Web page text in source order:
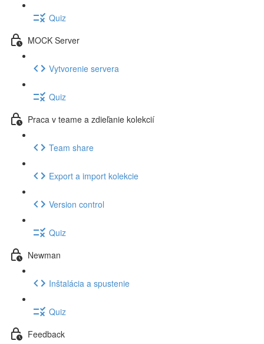
Quiz
MOCK Server
Vytvorenie servera
Quiz
Praca v teame a zdieľanie kolekcií
Team share
Export a import kolekcie
Version control
Quiz
Newman
Inštalácia a spustenie
Quiz
Feedback